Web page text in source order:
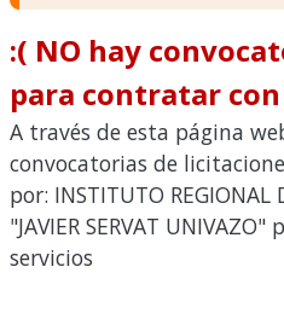
:( NO hay
para contratar
A través de esta página
convocatorias de
por: INSTITUTO REGIONAL
"JAVIER SERVAT
servicios